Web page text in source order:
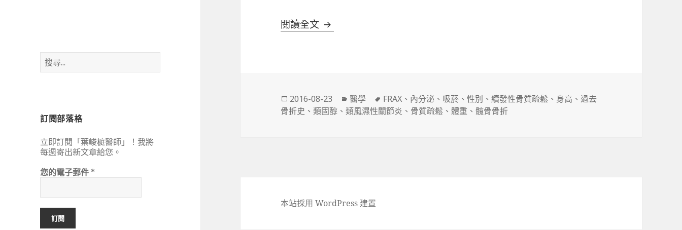
搜
尋
訂閱部落格
立即訂閱「葉峻榳醫師」！我將
每週寄出新文章給您。
您的電子郵件*
閱讀全文 老年人的天敵 – 骨質疏鬆&骨折
發
佈
2016-08-23
分
類
醫學
標
籤
FRAX 、 內分泌 、 吸菸 、性別 、續發性骨質疏鬆 、 身高 、過去
骨折史 、類固醇 、類風濕性關節炎 、 骨質疏鬆 、 體重 、 髖骨骨折
本站採用 WordPress 建置